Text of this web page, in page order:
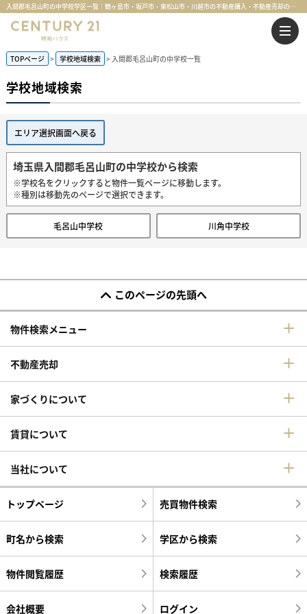
入間郡毛呂山町の中学校学区一覧｜鶴ヶ島市・坂戸市・東松山市・川越市の不動産購入・不動産売却のことならセンチュリー21明和ハウス
TOPページ 学校地域検索 入間郡毛呂山町の中学校一覧
学校地域検索
エリア選択画面へ戻る
埼玉県入間郡毛呂山町の中学校から検索
※学校名をクリックすると物件一覧ページに移動します。
※種別は移動先のページで選択できます。
毛呂山中学校 川角中学校
このページの先頭へ
物件検索メニュー
不動産売却
家づくりについて
賃貸について
当社について
トップページ 売買物件検索
町名から検索 学区から検索
物件閲覧履歴 検索履歴
会社概要 ログイン